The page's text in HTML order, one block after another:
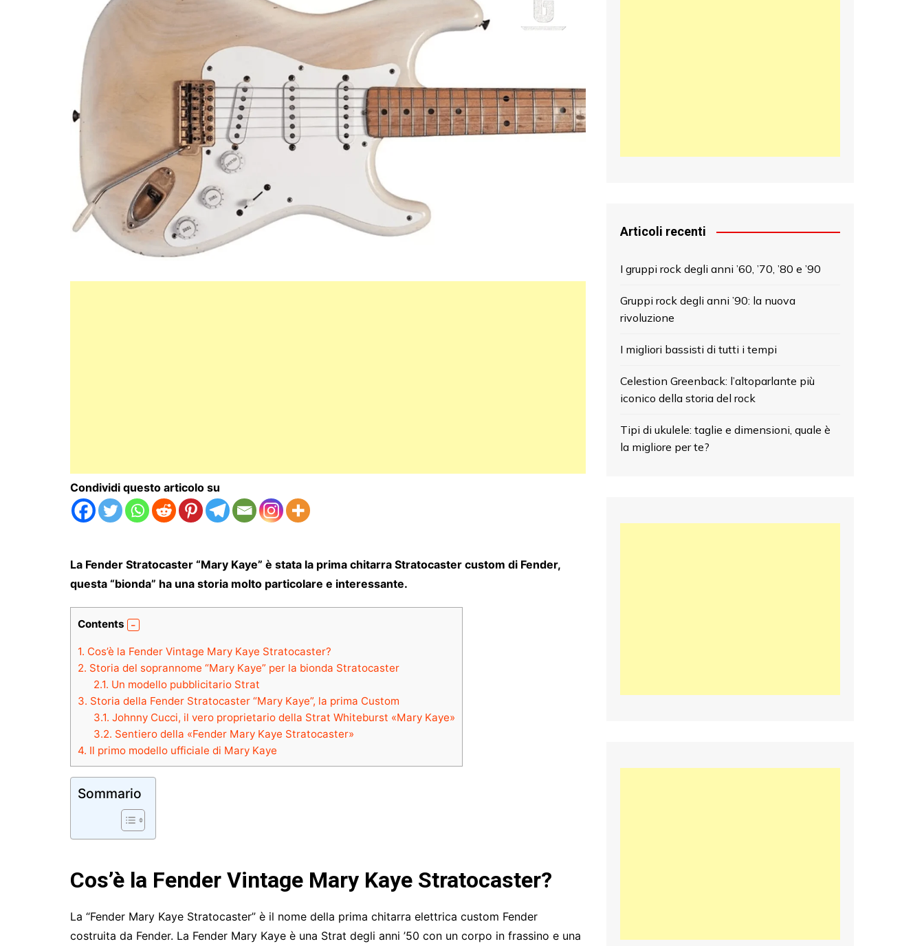
Condividi questo articolo su
La Fender Stratocaster “Mary Kaye” è stata la prima chitarra Stratocaster custom di Fender,
questa “bionda” ha una storia molto particolare e interessante.
Contents
1. Cos’è la Fender Vintage Mary Kaye Stratocaster?
2. Storia del soprannome “Mary Kaye” per la bionda Stratocaster
2.1. Un modello pubblicitario Strat
3. Storia della Fender Stratocaster “Mary Kaye”, la prima Custom
3.1. Johnny Cucci, il vero proprietario della Strat Whiteburst «Mary Kaye»
3.2. Sentiero della «Fender Mary Kaye Stratocaster»
4. Il primo modello ufficiale di Mary Kaye
Sommario
Cos’è la Fender Vintage Mary Kaye Stratocaster?
La “Fender Mary Kaye Stratocaster” ​​è il nome della prima chitarra elettrica custom Fender
costruita da Fender. La Fender Mary Kaye è una Strat degli anni ’50 con un corpo in frassino e una
Articoli recenti
I gruppi rock degli anni ’60, ’70, ’80 e ’90
Gruppi rock degli anni ’90: la nuova
rivoluzione
I migliori bassisti di tutti i tempi
Celestion Greenback: l’altoparlante più
iconico della storia del rock
Tipi di ukulele: taglie e dimensioni, quale è
la migliore per te?